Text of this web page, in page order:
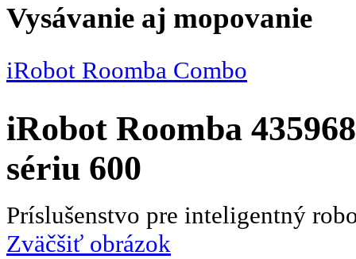
Vysávanie aj mopovanie
iRobot Roomba Combo
iRobot Roomba
sériu 600
Príslušenstvo pre inteligentný
Zväčšiť obrázok